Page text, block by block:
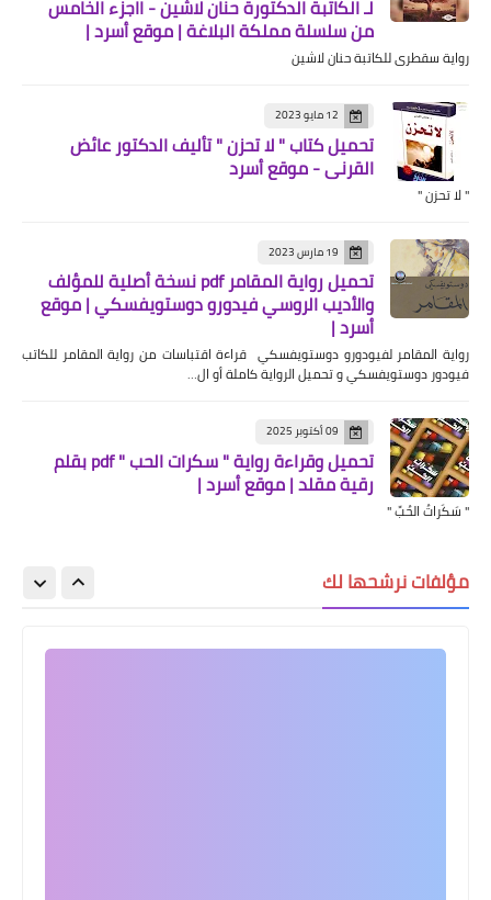
لـ الكاتبة الدكتورة حنان لاشين - ااجزء الخامس
من سلسلة مملكة البلاغة | موقع أسرد |
رواية سقطرى للكاتبة حنان لاشين
12 مايو 2023
تحميل كتاب " لا تحزن " تأليف الدكتور عائض
القرني - موقع أسرد
" لا تحزن "
19 مارس 2023
تحميل رواية المقامر pdf نسخة أصلية للمؤلف
والأديب الروسي فيدورو دوستويفسكي | موقع
أسرد |
رواية المقامر لفيودورو دوستويفسكي قراءة اقتباسات من رواية المقامر للكاتب
فيودور دوستويفسكي و تحميل الرواية كاملة أو ال…
09 أكتوبر 2025
تحميل وقراءة رواية " سكرات الحب " pdf بقلم
رقية مقلد | موقع أسرد |
" سَكَراتُ الحُبِّ "
مؤلفات نرشحها لك
قصص
تحميل قصة أرباب الشوارع تأليف الكاتب
محمود فكري | موقع أسرد |